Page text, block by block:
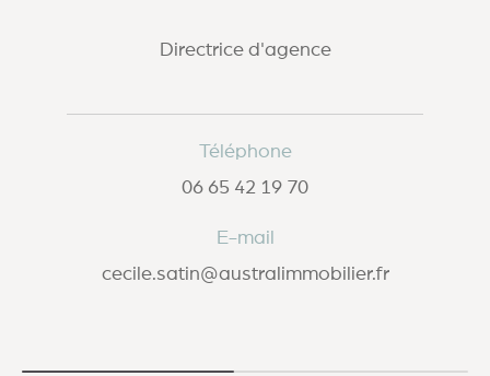
Directrice d'agence
Téléphone
06 65 42 19 70
E-mail
cecile.satin@australimmobilier.fr